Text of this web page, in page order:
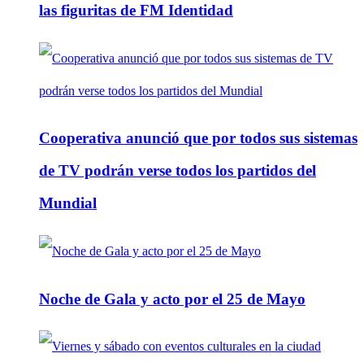
las figuritas de FM Identidad
Cooperativa anunció que por todos sus sistemas
de TV podrán verse todos los partidos del
Mundial
Noche de Gala y acto por el 25 de Mayo